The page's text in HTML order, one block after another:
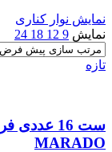
نمایش نوار کناری
نمایش 9
12
18
24
تازه
ست 16
MARADO